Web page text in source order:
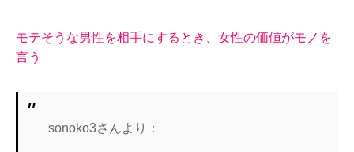
モテそうな男性を相手にするとき、女性の価値がモノを
言う
sonoko3さんより：